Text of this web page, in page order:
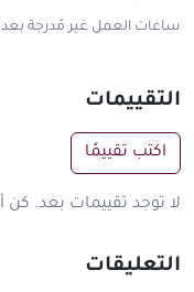
ساعات العمل غير مُدرجة
التقييمات
اكتب تقييمًا
لا توجد تقييمات بعد. كن
التعليقات